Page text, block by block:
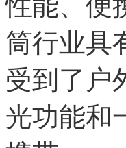
筒行业具
受到了户
光功能和